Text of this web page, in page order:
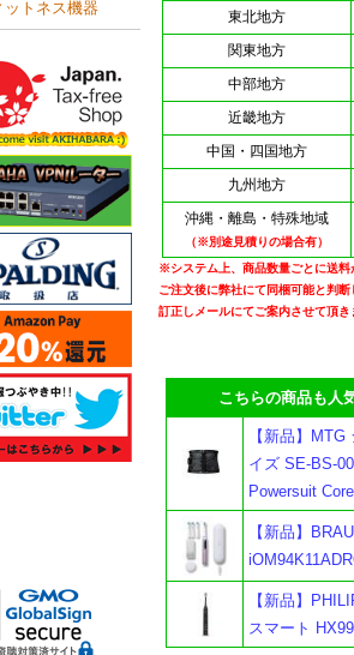
東北地方
関東地方
中部地方
近畿地方
中国・四国地方
九州地方
沖縄・離島・特殊地域
（※別途見積りの場合有）
※システム上、商品数量ごとに送料
ご注文後に弊社にて同梱可能と判
訂正しメールにてご案内させて頂き
こちらの商品も人気
【新品】
イズ SE-BS-
Powersuit
【新品】
【新品】
スマート
ットネス機器